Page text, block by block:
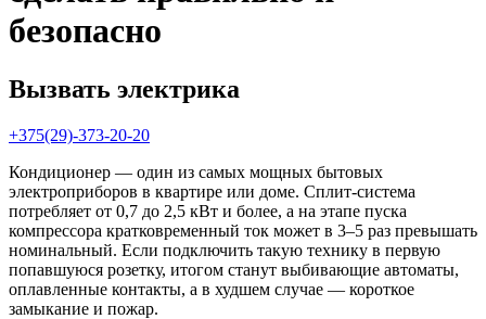
безопасно
Вызвать электрика
+375(29)-373-20-20
Кондиционер — один из самых мощных бытовых
электроприборов в квартире или доме. Сплит-система
потребляет от 0,7 до 2,5 кВт и более, а на этапе пуска
компрессора кратковременный ток может в 3–5 раз превышать
номинальный. Если подключить такую технику в первую
попавшуюся розетку, итогом станут выбивающие автоматы,
оплавленные контакты, а в худшем случае — короткое
замыкание и пожар.